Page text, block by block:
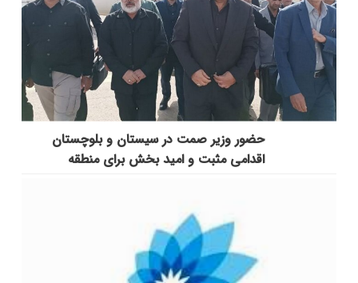
حضور وزیر صمت در سیستان و بلوچستان
اقدامی مثبت و امید بخش برای منطقه